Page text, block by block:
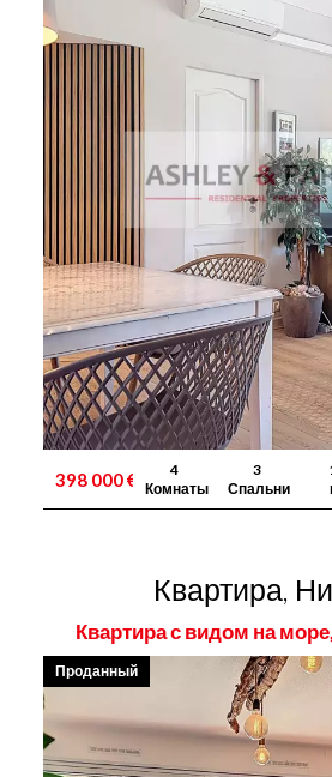
398 000 €
4
Комнаты
3
Спальни
Квартира,
Квартира с видом на
Проданный